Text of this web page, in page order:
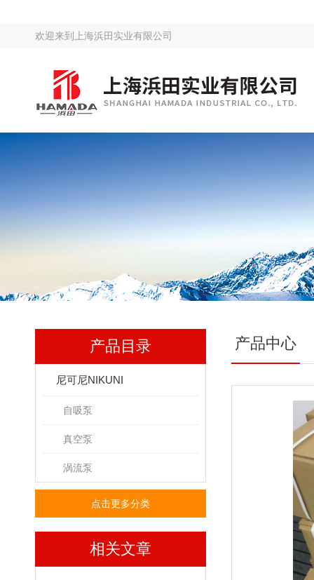
欢迎来到 上海浜田实业有限公司
产品目录
尼可尼NIKUNI
自吸泵
真空泵
涡流泵
点击更多分类
相关文章
产品中心